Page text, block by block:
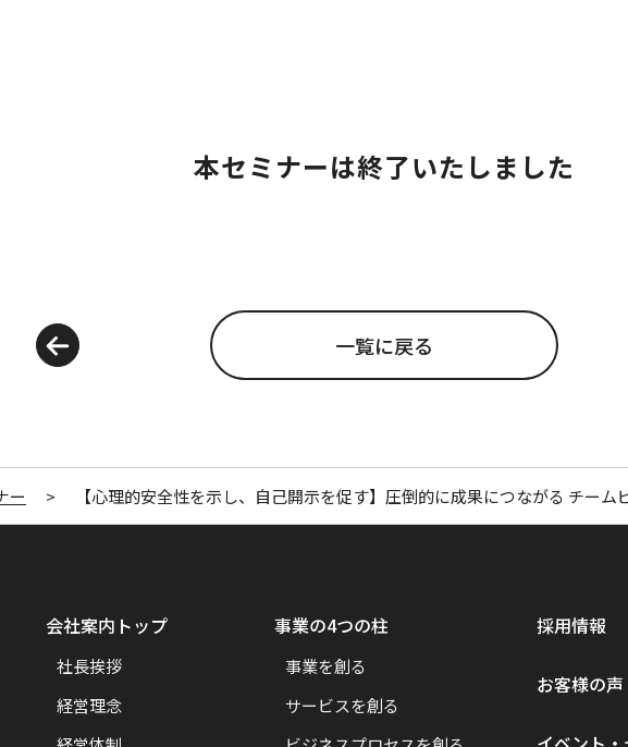
本セミナーは終了いたしました
一覧に戻る
ー > 【心理的安全性を示し、自己開示を促す】圧倒的に成果につながる チーム
会社案内トップ
社長挨拶
経営理念
事業の4つの柱
事業を創る
サービスを創る
採用情報
お客様の声